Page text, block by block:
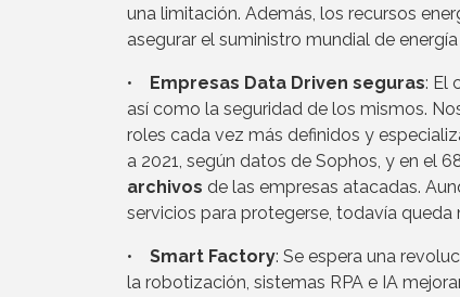
una limitación. Además, los recursos
asegurar el suministro mundial de
• Empresas Data Driven seguras: El
así como la seguridad de los mismos.
roles cada vez más definidos y
a 2021, según datos de Sophos, y en el
archivos de las empresas atacadas.
servicios para protegerse, todavía queda
• Smart Factory: Se espera una
la robotización, sistemas RPA e IA